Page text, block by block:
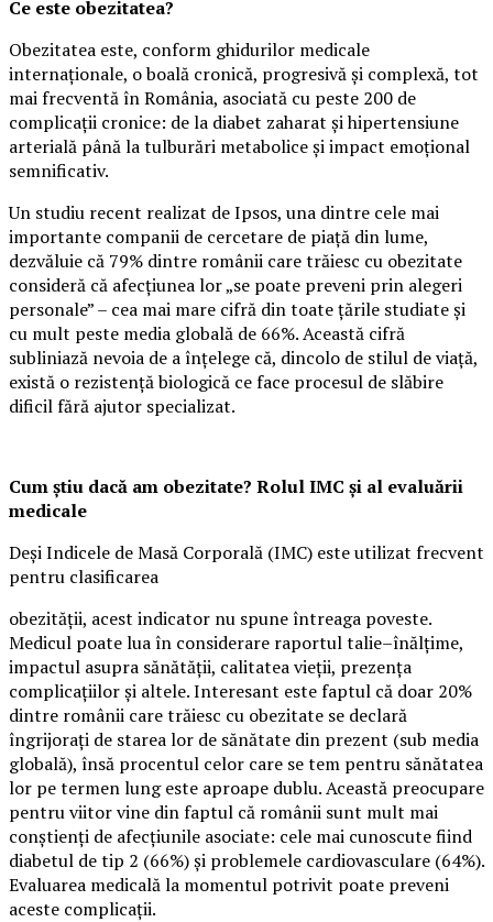
Ce este obezitatea?
Obezitatea este, conform ghidurilor medicale
internaționale, o boală cronică, progresivă și complexă, tot
mai frecventă în România, asociată cu peste 200 de
complicații cronice: de la diabet zaharat și hipertensiune
arterială până la tulburări metabolice și impact emoțional
semnificativ.
Un studiu recent realizat de Ipsos, una dintre cele mai
importante companii de cercetare de piață din lume,
dezvăluie că 79% dintre românii care trăiesc cu obezitate
consideră că afecțiunea lor „se poate preveni prin alegeri
personale” – cea mai mare cifră din toate țările studiate și
cu mult peste media globală de 66%. Această cifră
subliniază nevoia de a înțelege că, dincolo de stilul de viață,
există o rezistență biologică ce face procesul de slăbire
dificil fără ajutor specializat.
Cum știu dacă am obezitate? Rolul IMC și al evaluării
medicale
Deși Indicele de Masă Corporală (IMC) este utilizat frecvent
pentru clasificarea
obezității, acest indicator nu spune întreaga poveste.
Medicul poate lua în considerare raportul talie–înălțime,
impactul asupra sănătății, calitatea vieții, prezența
complicațiilor și altele. Interesant este faptul că doar 20%
dintre românii care trăiesc cu obezitate se declară
îngrijorați de starea lor de sănătate din prezent (sub media
globală), însă procentul celor care se tem pentru sănătatea
lor pe termen lung este aproape dublu. Această preocupare
pentru viitor vine din faptul că românii sunt mult mai
conștienți de afecțiunile asociate: cele mai cunoscute fiind
diabetul de tip 2 (66%) și problemele cardiovasculare (64%).
Evaluarea medicală la momentul potrivit poate preveni
aceste complicații.